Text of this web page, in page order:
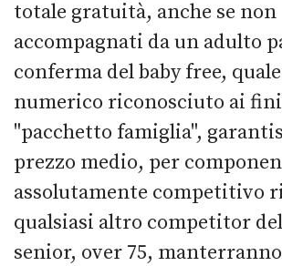
totale gratuità, anche se non
accompagnati da un adulto
conferma del baby free,
numerico riconosciuto ai
"pacchetto famiglia",
prezzo medio, per
assolutamente competitivo
qualsiasi altro competitor
senior, over 75,